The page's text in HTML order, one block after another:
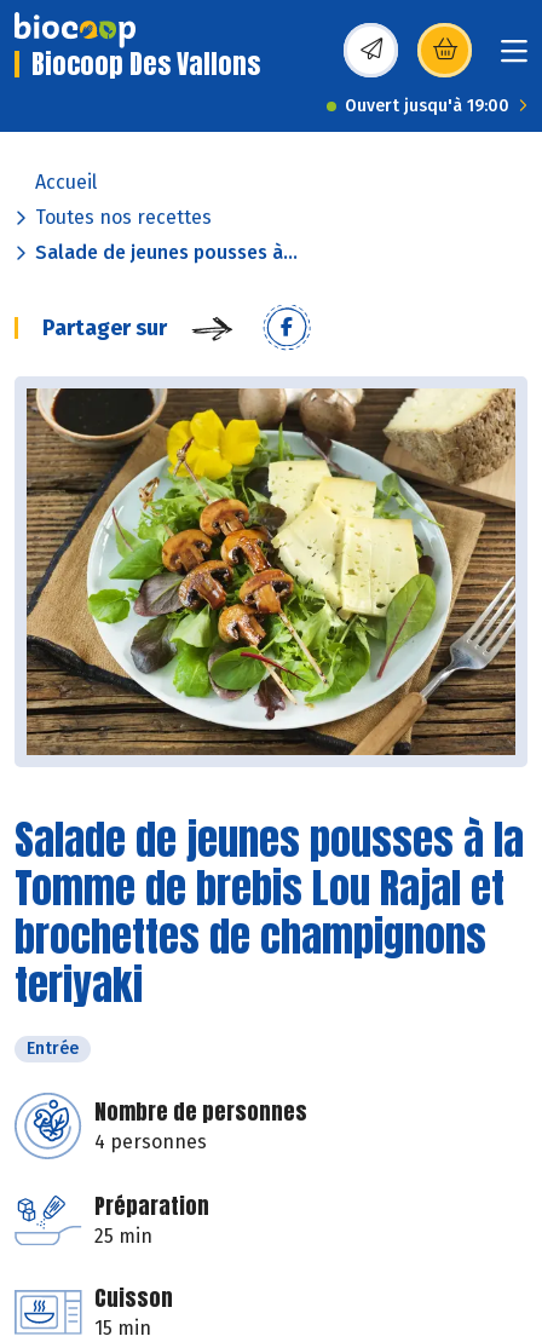
Biocoop Des Vallons (s’ouvre dans une
Ouvert jusqu'à 19:00
Accueil
Toutes nos recettes
Salade de jeunes pousses à...
Partager sur
Salade de jeunes pousses à la
Tomme de brebis Lou Rajal et
brochettes de champignons
teriyaki
Entrée
Nombre de personnes
4 personnes
Préparation
25 min
Cuisson
15 min